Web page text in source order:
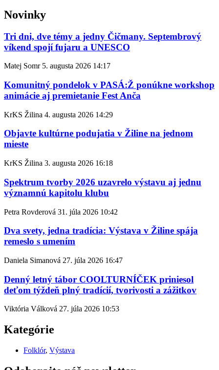
Novinky
Tri dni, dve témy a jedny Čičmany. Septembrový
víkend spojí fujaru a UNESCO
Matej Somr 5. augusta 2026 14:17
Komunitný pondelok v PASÁ:Ž ponúkne workshop
animácie aj premietanie Fest Anča
KrKS Žilina 4. augusta 2026 14:29
Objavte kultúrne podujatia v Žiline na jednom
mieste
KrKS Žilina 3. augusta 2026 16:18
Spektrum tvorby 2026 uzavrelo výstavu aj jednu
významnú kapitolu klubu
Petra Rovderová 31. júla 2026 10:42
Dva svety, jedna tradícia: Výstava v Žiline spája
remeslo s umením
Daniela Simanová 27. júla 2026 16:47
Denný letný tábor COOLTURNÍČEK priniesol
deťom týždeň plný tradícií, tvorivosti a zážitkov
Viktória Válková 27. júla 2026 10:53
Kategórie
Folklór, Výstava